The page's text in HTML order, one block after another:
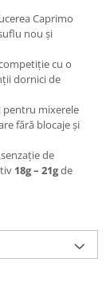
Caprimo
nou și
cu o
dornici de
pentru mixerele
fără blocaje și
de
18g – 21gde